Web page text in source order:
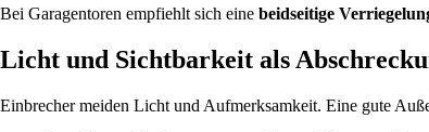
Bei Garagentoren empfiehlt sich eine beidseitige
Licht und Sichtbarkeit als
Einbrecher meiden Licht und Aufmerksamkeit. Eine gute